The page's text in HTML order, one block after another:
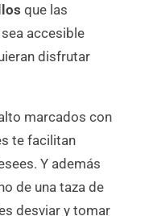
que las
accesible
disfrutar
marcados con
te facilitan
Y además
de una taza de
desviar y tomar